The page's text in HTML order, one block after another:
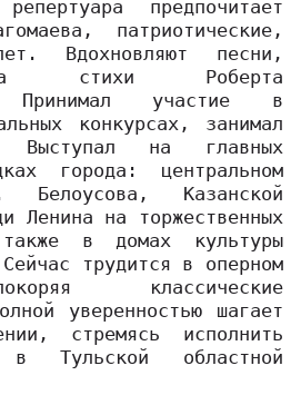
предпочитает
патриотические,
Вдохновляют песни,
стихи Роберта
Принимал участие в
конкурсах, занимал
Выступал на главных
города: центральном
Казанской
Ленина на торжественных
в домах культуры
трудится в оперном
классические
уверенностью шагает
стремясь исполнить
областной